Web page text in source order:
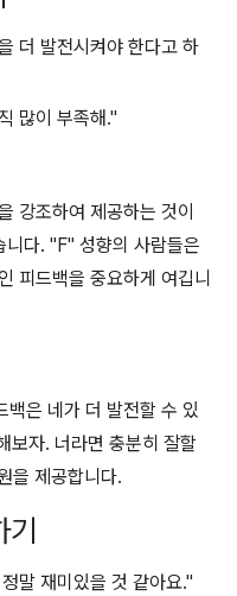
더 발전시켜야 한다고 하
많이 부족해."
강조하여 제공하는 것이
니다. "F" 성향의 사람들은
피드백을 중요하게 여깁니
백은 네가 더 발전할 수 있
보자. 너라면 충분히 잘할
을 제공합니다.
기
말 재미있을 것 같아요."